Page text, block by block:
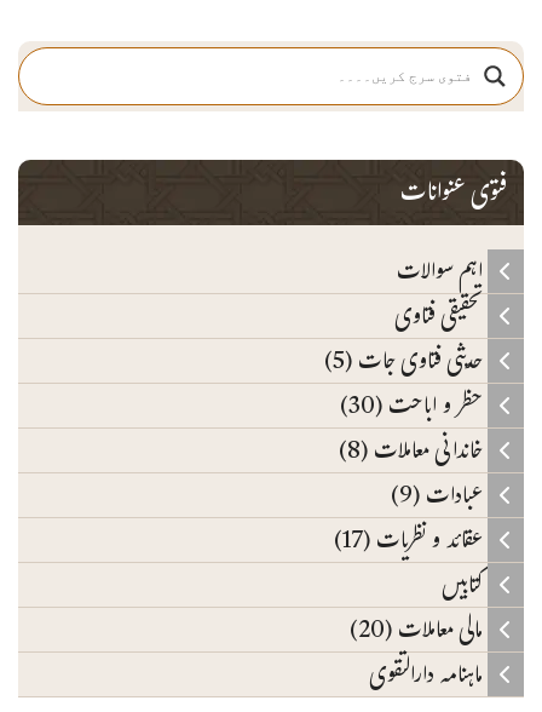
فتوی عنوانات
اہم سوالات
تحقیقی فتاوی
حدیثی فتاوی جات (5)
حظر و اباحت (30)
خاندانی معاملات (8)
عبادات (9)
عقائد و نظریات (17)
کتابیں
مالی معاملات (20)
ماہنامہ دارالتقوی